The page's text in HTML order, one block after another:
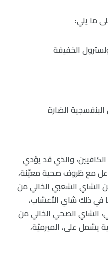
ما يلي:
الخفيفة
الضارة
والذي قد يؤدي
مع ظروف صحية معيّنة،
الشاي الشعبي الخالي من
في ذلك شاي الأعشاب،
الشاي الصحي الخالي من
يشمل على، الميرميّة،